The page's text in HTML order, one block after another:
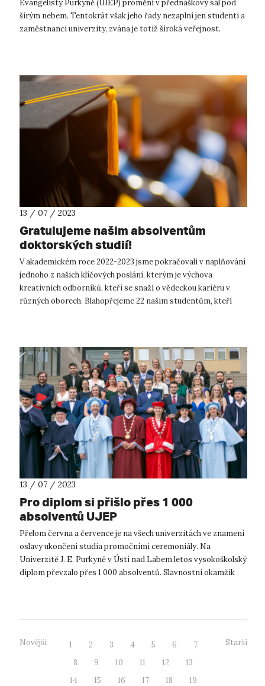
Evangelisty Purkyně (UJEP) promění v přednáškový sál pod
širým nebem. Tentokrát však jeho řady nezaplní jen studenti a
zaměstnanci univerzity, zvána je totiž široká veřejnost.
13 / 07 / 2023
Gratulujeme našim absolventům
doktorských studií!
V akademickém roce 2022-2023 jsme pokračovali v naplňování
jednoho z našich klíčových poslání, kterým je výchova
kreativních odborníků, kteří se snaží o vědeckou kariéru v
různých oborech. Blahopřejeme 22 našim studentům, kteří
13 / 07 / 2023
Pro diplom si přišlo přes 1 000
absolventů UJEP
Přelom června a července je na všech univerzitách ve znamení
oslavy ukončení studia promočními ceremoniály. Na
Univerzitě J. E. Purkyně v Ústí nad Labem letos vysokoškolský
diplom převzalo přes 1 000 absolventů. Slavnostní okamžik
Novější 1 2 3 4 5 6
7
8
9 10 11 12
13
14
15 16 17 18
19
Starší